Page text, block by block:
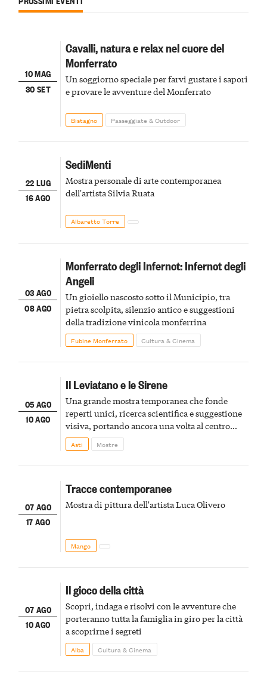
10 MAG
30 SET
Cavalli, natura e relax nel cuore del
Monferrato
Un soggiorno speciale per farvi gustare i sapori
e provare le avventure del Monferrato
Bistagno Passeggiate & Outdoor
22 LUG
16 AGO
SediMenti
Mostra personale di arte contemporanea
dell'artista Silvia Ruata
Albaretto Torre
03 AGO
08 AGO
Monferrato degli Infernot: Infernot degli
Angeli
Un gioiello nascosto sotto il Municipio, tra
pietra scolpita, silenzio antico e suggestioni
della tradizione vinicola monferrina
Fubine Monferrato Cultura & Cinema
05 AGO
10 AGO
Il Leviatano e le Sirene
Una grande mostra temporanea che fonde
reperti unici, ricerca scientifica e suggestione
visiva, portando ancora una volta al centro
della scena le meraviglie del passato astigiano
Asti Mostre
07 AGO
17 AGO
Tracce contemporanee
Mostra di pittura dell'artista Luca Olivero
Mango
07 AGO
10 AGO
Il gioco della città
Scopri, indaga e risolvi con le avventure che
porteranno tutta la famiglia in giro per la città
a scoprirne i segreti
Alba Cultura & Cinema